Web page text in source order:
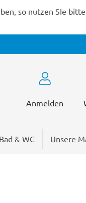
so nutzen SIe
Anmelden
Bad & WC Unsere